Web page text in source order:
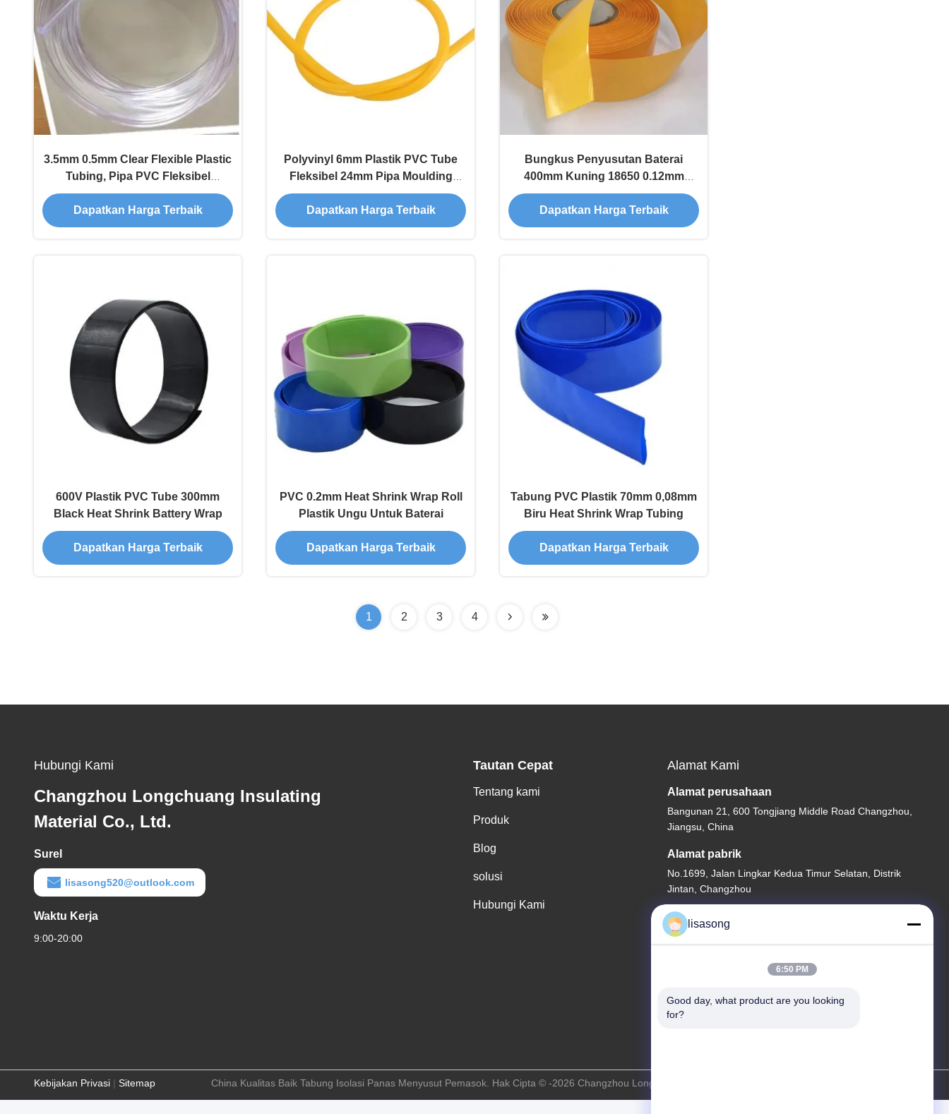
3.5mm 0.5mm Clear Flexible Plastic
Tubing, Pipa PVC Fleksibel
Tekanan Tinggi Polyvinyl Chloride
Dapatkan Harga Terbaik
Polyvinyl 6mm Plastik PVC Tube
Fleksibel 24mm Pipa Moulding
Cutting
Dapatkan Harga Terbaik
Bungkus Penyusutan Baterai
400mm Kuning 18650 0.12mm
Perlindungan Isolasi PVC
Dapatkan Harga Terbaik
600V Plastik PVC Tube 300mm
Black Heat Shrink Battery Wrap
Dapatkan Harga Terbaik
PVC 0.2mm Heat Shrink Wrap Roll
Plastik Ungu Untuk Baterai
Dapatkan Harga Terbaik
Tabung PVC Plastik 70mm 0,08mm
Biru Heat Shrink Wrap Tubing
Dapatkan Harga Terbaik
1 2 3 4
Hubungi Kami
Changzhou Longchuang Insulating
Material Co., Ltd.
Surel
lisasong520@outlook.com
Waktu Kerja
9:00-20:00
Tautan Cepat
Tentang kami
Produk
Blog
solusi
Hubungi Kami
Alamat Kami
Alamat perusahaan
Bangunan 21, 600 Tongjiang Middle Road Changzhou,
Jiangsu, China
Alamat pabrik
No.1699, Jalan Lingkar Kedua Timur Selatan, Distrik
Jintan, Changzhou
Tel
86--18112317931
Kebijakan Privasi | Sitemap China Kualitas Baik Tabung Isolasi Panas Menyusut Pemasok. Hak Cipta © -2026 Changzhou Longchuang Insulating Material Co., Ltd. Semua hak dilindungi.
lisasong
6:50 PM
Good day, what product are you looking
for?